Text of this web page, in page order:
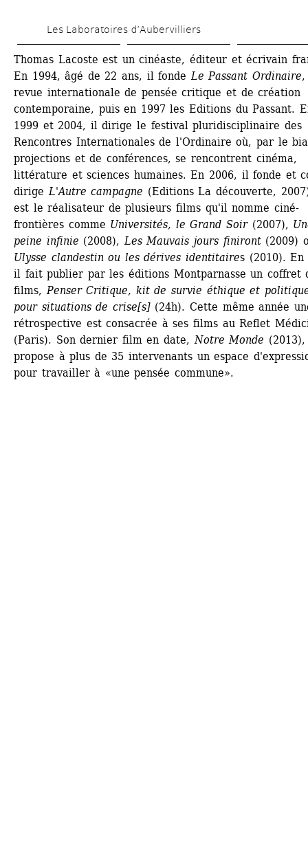
au
contenu
principal
Les Laboratoires d’Aubervilliers
Thomas Lacoste est un cinéaste, éditeur et écrivain
En 1994, âgé de 22 ans, il fonde Le Passant Ordinaire,
revue internationale de pensée critique et de création
contemporaine, puis en 1997 les Editions du Passant.
1999 et 2004, il dirige le festival pluridisciplinaire des
Rencontres Internationales de l'Ordinaire où, par le
projections et de conférences, se rencontrent cinéma,
littérature et sciences humaines. En 2006, il fonde et
dirige L'Autre campagne (Editions La découverte,
est le réalisateur de plusieurs films qu'il nomme ciné-
frontières comme Universités, le Grand Soir(2007),
peine infinie (2008), Les Mauvais jours finiront(2009)
Ulysse clandestin ou les dérives identitaires (2010). En
il fait publier par les éditions Montparnasse un coffret
films, Penser Critique, kit de survie éthique et
pour situations de crise[s](24h). Cette même année
rétrospective est consacrée à ses films au Reflet
(Paris). Son dernier film en date, Notre Monde (2013),
propose à plus de 35 intervenants un espace
pour travailler à «une pensée commune».